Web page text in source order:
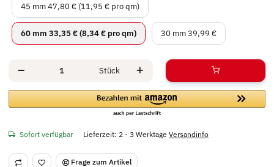
45 mm45 mm
47,80 € (11,95 € pro qm)
60 mm 60 mm
33,35 € (8,34 € pro qm) 30 mm30 mm
39,99 €
Stück
Sofort verfügbar Lieferzeit: 2 - 3 Werktage Versandinfo
Frage zum Artikel